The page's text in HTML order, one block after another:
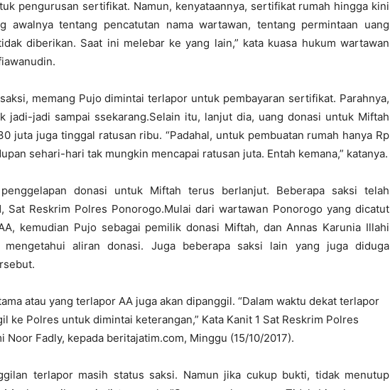
pengurusan sertifikat. Namun, kenyataannya, sertifikat rumah hingga kini
awalnya tentang pencatutan nama wartawan, tentang permintaan uang
diberikan. Saat ini melebar ke yang lain,” kata kuasa hukum wartawan
memang Pujo dimintai terlapor untuk pembayaran sertifikat. Parahnya,
jadi-jadi sampai ssekarang.Selain itu, lanjut dia, uang donasi untuk Miftah
juta juga tinggal ratusan ribu. “Padahal, untuk pembuatan rumah hanya Rp
sehari-hari tak mungkin mencapai ratusan juta. Entah kemana,” katanya.
donasi untuk Miftah terus berlanjut. Beberapa saksi telah
Sat Reskrim Polres Ponorogo.Mulai dari wartawan Ponorogo yang dicatut
kemudian Pujo sebagai pemilik donasi Miftah, dan Annas Karunia Illahi
mengetahui aliran donasi. Juga beberapa saksi lain yang juga diduga
atau yang terlapor AA juga akan dipanggil. “Dalam waktu dekat terlapor
ke Polres untuk dimintai keterangan,” Kata Kanit 1 Sat Reskrim Polres
Noor Fadly, kepada beritajatim.com, Minggu (15/10/2017).
terlapor masih status saksi. Namun jika cukup bukti, tidak menutup